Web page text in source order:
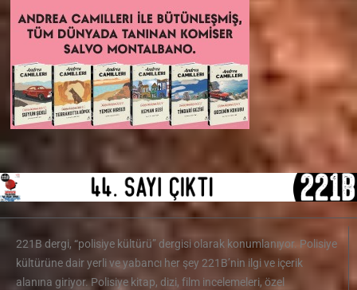
221B dergi, “polisiye kültürü” dergisi olarak konumlanıyor. Polisiye
kültürüne dair yerli ve yabancı her şey 221B’nin ilgi ve içerik
alanına giriyor. Polisiye kitap, dizi, film incelemeleri, özel